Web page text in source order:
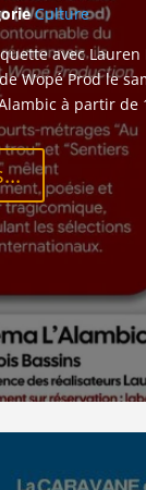
Culture
avec
Wopé Prod le
à partir de